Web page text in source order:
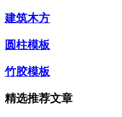
建筑木方
圆柱模板
竹胶模板
精选推荐文章